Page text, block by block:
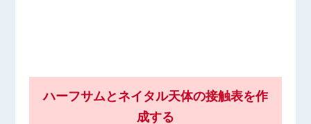
ハーフサムとネイタル天体の接触表を作
成する